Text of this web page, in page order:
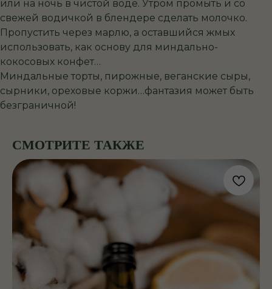
или на ночь в чистой воде. Утром промыть и со
свежей водичкой в блендере сделать молочко.
Пропустить через марлю, а оставшийся жмых
использовать, как основу для миндально-
кокосовых конфет…
Миндальные торты, пирожные, веганские сыры,
сырники, ореховые коржи…фантазия может быть
безграничной!
СМОТРИТЕ ТАКЖЕ